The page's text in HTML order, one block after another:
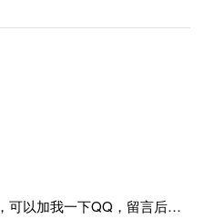
可以的，已经重置密码，可以加我一下QQ，留言后我就发密码给你。